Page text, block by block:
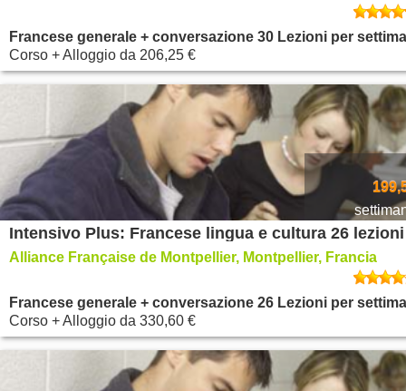
Francese generale + conversazione 30 Lezioni per
Corso + Alloggio da 206,25 €
Alliance Française de Montpellier, Montpellier, Francia
Francese generale + conversazione 26 Lezioni per
Corso + Alloggio da 330,60 €